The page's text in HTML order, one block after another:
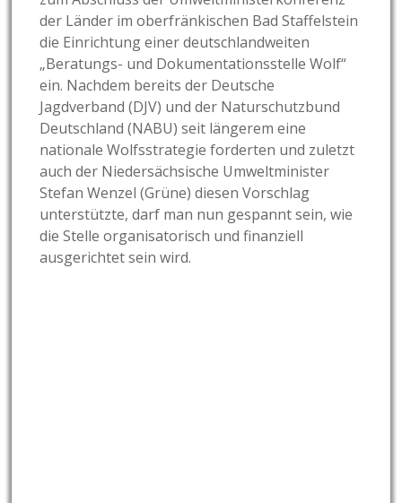
der Länder im oberfränkischen Bad Staffelstein
die Einrichtung einer deutschlandweiten
„Beratungs- und Dokumentationsstelle Wolf“
ein. Nachdem bereits der Deutsche
Jagdverband (DJV) und der Naturschutzbund
Deutschland (NABU) seit längerem eine
nationale Wolfsstrategie forderten und zuletzt
auch der Niedersächsische Umweltminister
Stefan Wenzel (Grüne) diesen Vorschlag
unterstützte, darf man nun gespannt sein, wie
die Stelle organisatorisch und finanziell
ausgerichtet sein wird.